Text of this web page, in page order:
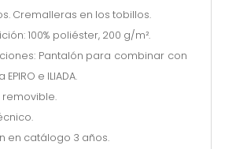
Cremalleras en los tobillos.
100% poliéster, 200 g/m².
Pantalón para combinar con
e ILIADA.
removible.
en catálogo 3 años.